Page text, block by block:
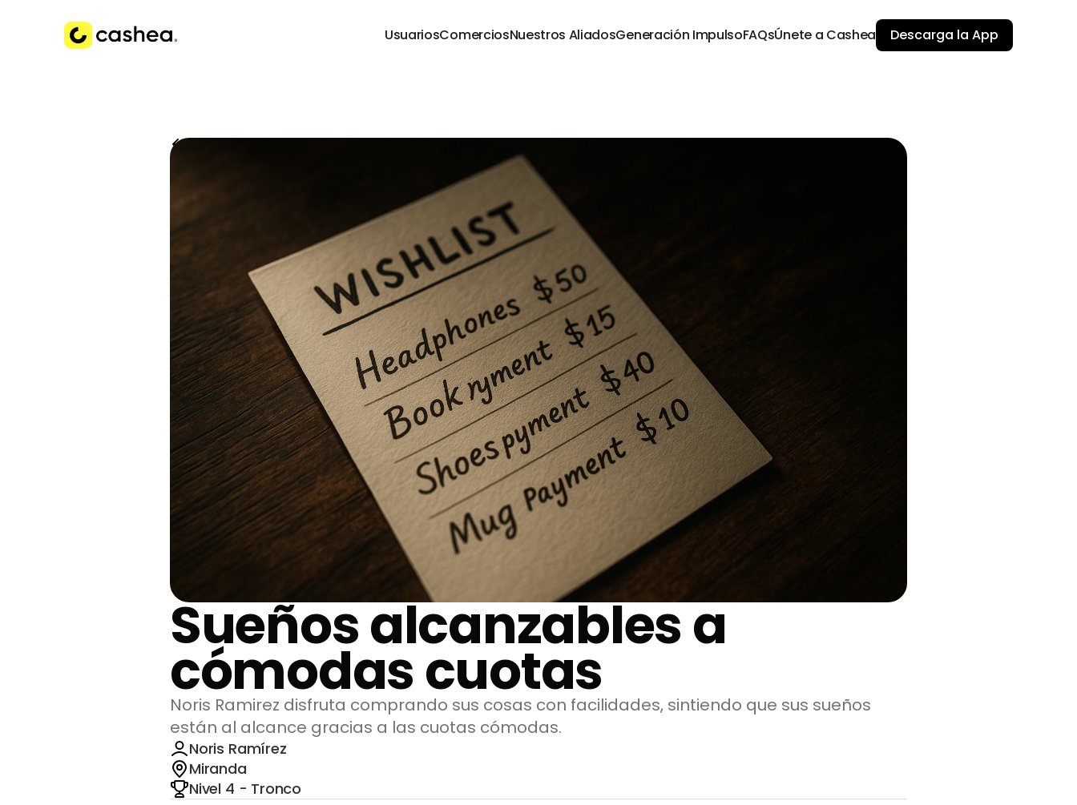
UsuariosComerciosNuestros AliadosGeneración ImpulsoFAQsÚnete a Cashea Descarga la App
Volver a Historias
Sueños alcanzables a
cómodas cuotas
Noris Ramirez disfruta comprando sus cosas con facilidades, sintiendo que sus sueños
están al alcance gracias a las cuotas cómodas.
Noris Ramírez
Miranda
Nivel 4 - Tronco